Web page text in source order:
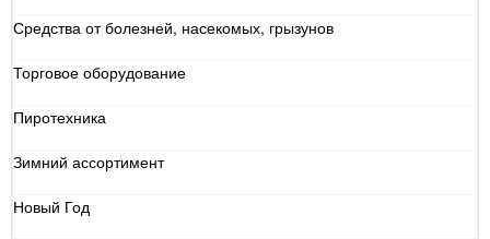
Средства от болезней, насекомых, грызунов
Торговое оборудование
Пиротехника
Зимний ассортимент
Новый Год